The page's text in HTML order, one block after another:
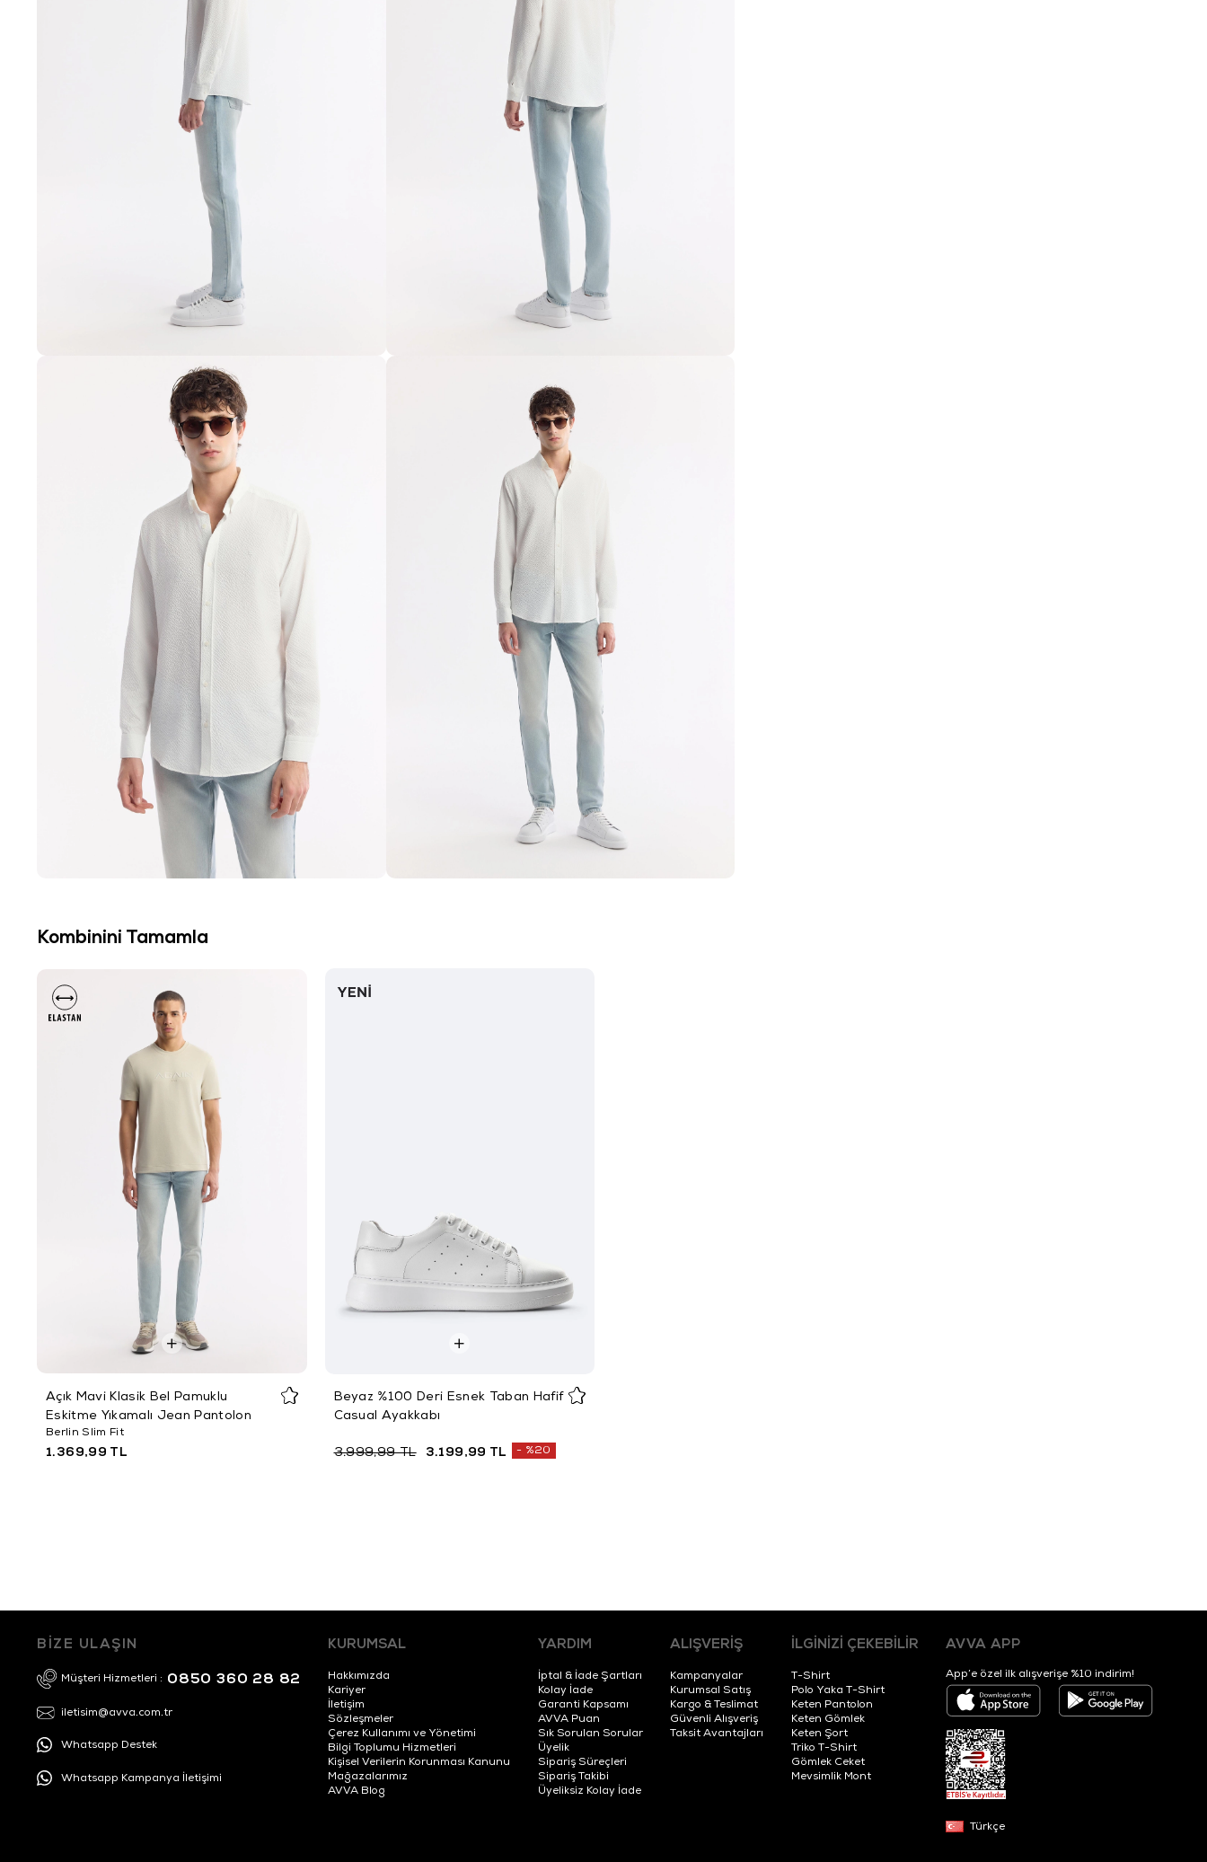
Kombinini Tamamla
Açık Mavi Klasik Bel Pamuklu
Eskitme Yıkamalı Jean Pantolon
Berlin Slim Fit
1.369,99 TL
Beyaz %100 Deri Esnek Taban Hafif
Casual Ayakkabı
3.199,99 TL
3.999,99 TL %20
BİZE ULAŞIN
Müşteri Hizmetleri : 0850 360 28 82
iletisim@avva.com.tr
Whatsapp Destek
Whatsapp Kampanya İletişimi
KURUMSAL
Hakkımızda
Kariyer
İletişim
Sözleşmeler
Çerez Kullanımı ve Yönetimi
Bilgi Toplumu Hizmetleri
Kişisel Verilerin Korunması Kanunu
Mağazalarımız
AVVA Blog
YARDIM
İptal & İade Şartları
Kolay İade
Garanti Kapsamı
AVVA Puan
Sık Sorulan Sorular
Üyelik
Sipariş Süreçleri
Sipariş Takibi
Üyeliksiz Kolay İade
ALIŞVERİŞ
Kampanyalar
Kurumsal Satış
Kargo & Teslimat
Güvenli Alışveriş
Taksit Avantajları
İLGİNİZİ ÇEKEBİLİR
T-Shirt
Polo Yaka T-Shirt
Keten Pantolon
Keten Gömlek
Keten Şort
Triko T-Shirt
Gömlek Ceket
Mevsimlik Mont
AVVA APP
App’e özel ilk alışverişe %10 indirim!
Türkçe